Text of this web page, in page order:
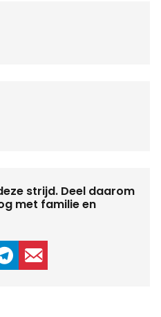
strijd. Deel daarom
met familie en